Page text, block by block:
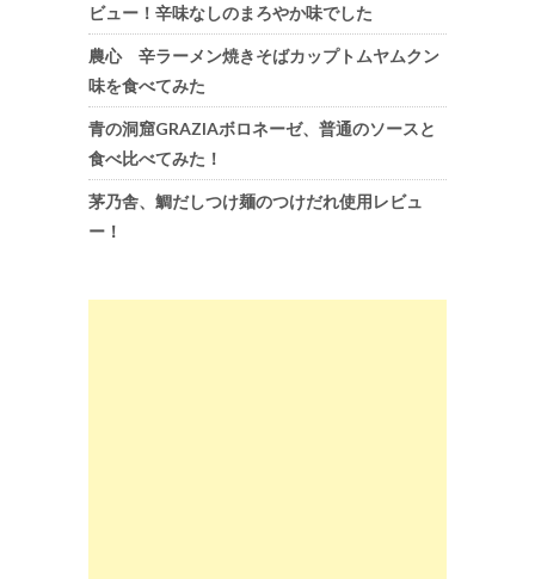
ビュー！辛味なしのまろやか味でした
農心 辛ラーメン焼きそばカップトムヤムクン
味を食べてみた
青の洞窟GRAZIAボロネーゼ、普通のソースと
食べ比べてみた！
茅乃舎、鯛だしつけ麺のつけだれ使用レビュ
ー！